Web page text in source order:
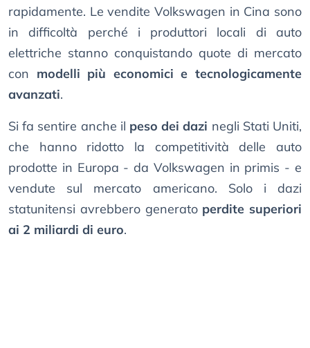
rapidamente. Le vendite Volkswagen in Cina sono
in difficoltà perché i produttori locali di auto
elettriche stanno conquistando quote di mercato
con modelli più economici e tecnologicamente
avanzati.
Si fa sentire anche il peso dei dazi negli Stati Uniti,
che hanno ridotto la competitività delle auto
prodotte in Europa - da Volkswagen in primis - e
vendute sul mercato americano. Solo i dazi
statunitensi avrebbero generato perdite superiori
ai 2 miliardi di euro.